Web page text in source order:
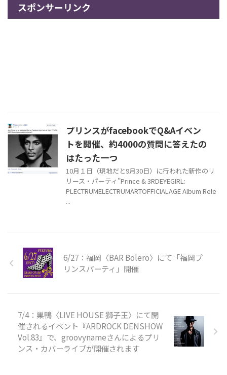
スポンサーリンク
プリンスがfacebookでQ&Aイベン
トを開催、約4000の質問に答えたの
はたった一つ
10月１日（現地だと9月30日）に行われた新作のリ
リース・パーティ”Prince & 3RDEYEGIRL:
PLECTRUMELECTRUMARTOFFICIALAGE Album Rele
...
6/27：福岡〈BAR Bolero〉にて「福岡プ
リンスパーティ」開催
7/4：巣鴨〈LIVE HOUSE 獅子王〉にて開
催されるイベント『ARDROCK DENSHOW
Vol.83』で、groovynameさんによるプリ
ンス・カバーライブが開催されます